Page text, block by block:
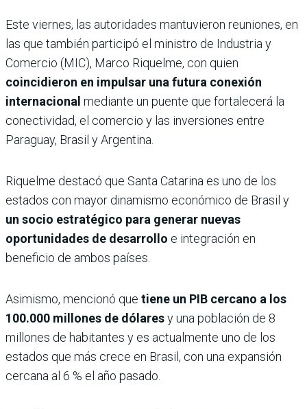
Este viernes, las autoridades mantuvieron reuniones, en
las que también participó el ministro de Industria y
Comercio (MIC), Marco Riquelme, con quien
coincidieron en impulsar una futura conexión
internacional mediante un puente que fortalecerá la
conectividad, el comercio y las inversiones entre
Paraguay, Brasil y Argentina.
Riquelme destacó que Santa Catarina es uno de los
estados con mayor dinamismo económico de Brasil y
un socio estratégico para generar nuevas
oportunidades de desarrollo e integración en
beneficio de ambos países.
Asimismo, mencionó que tiene un PIB cercano a los
100.000 millones de dólaresy una población de 8
millones de habitantes y es actualmente uno de los
estados que más crece en Brasil, con una expansión
cercana al 6 % el año pasado.